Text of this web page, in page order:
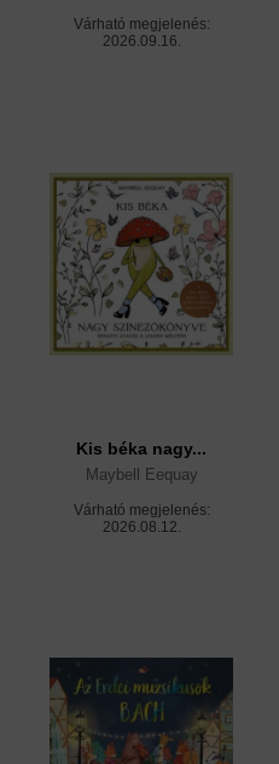
Várható megjelenés:
2026.09.16.
Kis béka nagy...
Maybell Eequay
Várható megjelenés:
2026.08.12.